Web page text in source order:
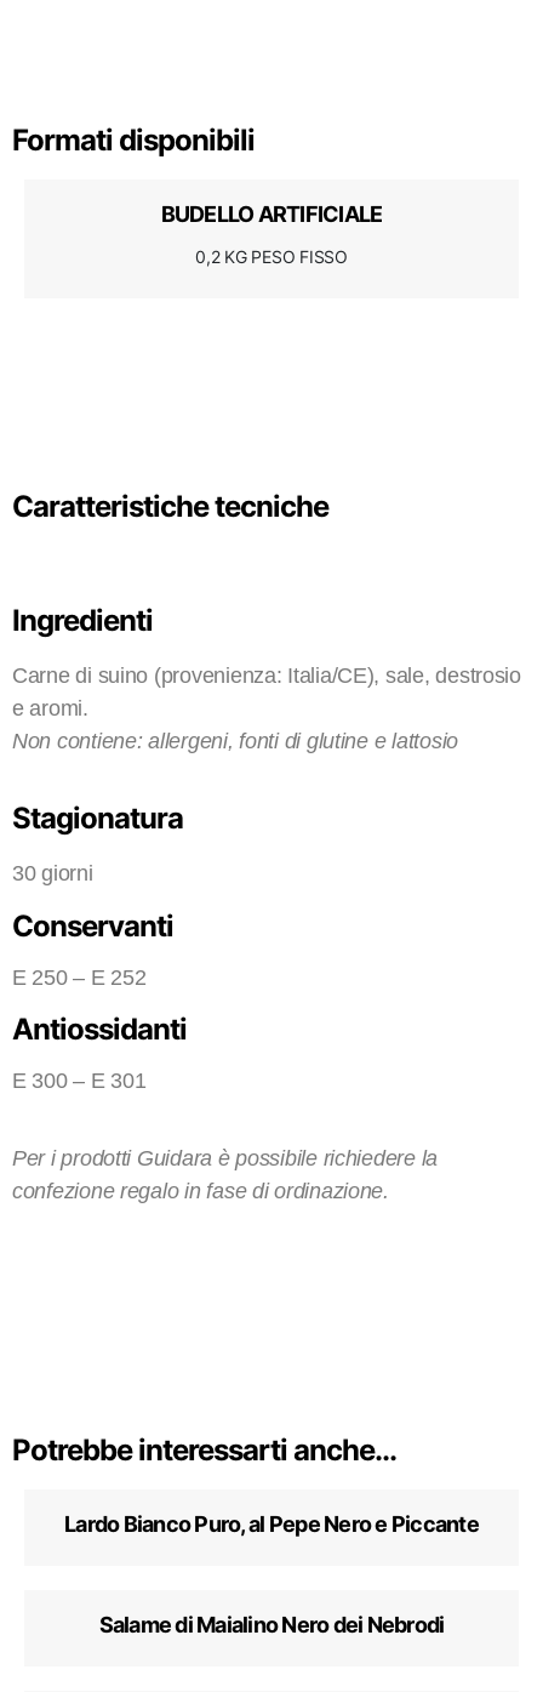
Formati disponibili
BUDELLO ARTIFICIALE
0,2 KG PESO FISSO
Caratteristiche tecniche
Ingredienti
Carne di suino (provenienza: Italia/CE), sale, destrosio
e aromi.
Non contiene: allergeni, fonti di glutine e lattosio
Stagionatura
30 giorni
Conservanti
E 250 – E 252
Antiossidanti
E 300 – E 301
Per i prodotti Guidara è possibile richiedere la
confezione regalo in fase di ordinazione.
Potrebbe interessarti anche...
Lardo Bianco Puro, al Pepe Nero e Piccante
Salame di Maialino Nero dei Nebrodi